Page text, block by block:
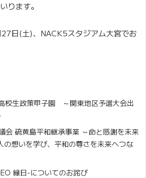
ります。
日(土)、NACK5スタジアム大宮でお
校生政策甲子園 ～関東地区予選大会出
会 硫黄島平和継承事業 ～命と感謝を未来
の想いを学び、平和の尊さを未来へつな
縁日-についてのお詫び